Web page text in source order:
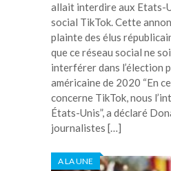
allait interdire aux Etats-
social TikTok. Cette
plainte des élus
que ce réseau social ne
interférer dans l’élection
américaine de 2020 “En
concerne TikTok, nous
États-Unis”, a déclaré
journalistes […]
A LA UNE